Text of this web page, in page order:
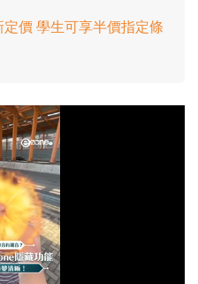
價 學生可享半價指定條